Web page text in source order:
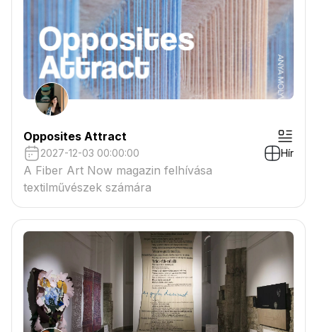
Opposites Attract
2027-12-03 00:00:00 Hír
A Fiber Art Now magazin felhívása
textilművészek számára